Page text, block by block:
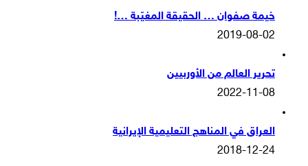
خيمة صفوان … الحقيقة المغيّبة …!
2019-08-02
تحرير العالم من الأوربيين
2022-11-08
العراق في المناهج التعليمية الإيرانية
2018-12-24